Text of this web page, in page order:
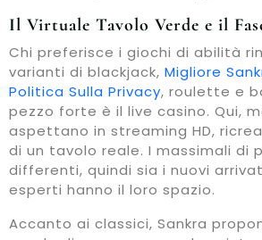
Il Virtuale Tavolo Verde e il
Chi preferisce i giochi di abilità
varianti di blackjack, Migliore
Politica Sulla Privacy, roulette e
pezzo forte è il live casino. Qui,
aspettano in streaming HD,
di un tavolo reale. I massimali di
differenti, quindi sia i nuovi
esperti hanno il loro spazio.
Accanto ai classici, Sankra